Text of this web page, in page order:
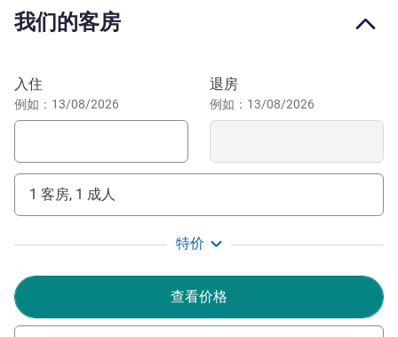
滨，周围遍布餐厅、酒吧、商店和精品店。无论是商务旅客
还是寻求新体验的游客，里米尼伦格马勒美居酒店正是理想
中心和高速公路出口仅 5 公里。
伦格马勒美居酒店距离各个地方都不远。靠近海滩，10 分
01248
"我们的任务就是为您提供家一般的舒适体验：在您度假
或商务住宿期间，我们将为您提供贴心周到的服务。"总经
Teodato Lima 酒店管理
我们的客房
预订此酒店
入住
例如：13/08/2026
退房
例如：13/08/2026
1 客房, 1 成人
特价
查看价格